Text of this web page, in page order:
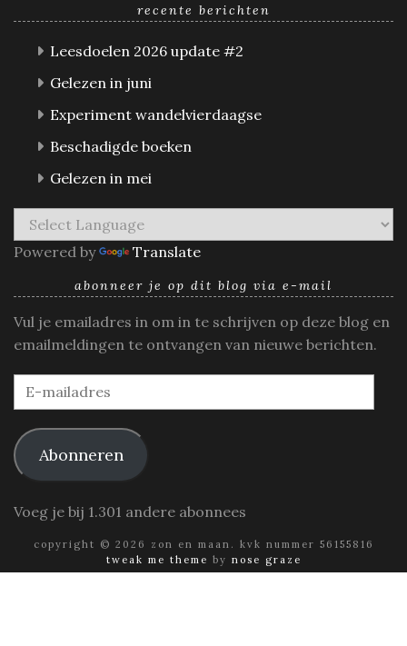
recente berichten
Leesdoelen 2026 update #2
Gelezen in juni
Experiment wandelvierdaagse
Beschadigde boeken
Gelezen in mei
Powered by Translate
abonneer je op dit blog via e-mail
Vul je emailadres in om in te schrijven op deze blog en
emailmeldingen te ontvangen van nieuwe berichten.
E-
mailadres
Abonneren
Voeg je bij 1.301 andere abonnees
copyright © 2026 zon en maan. kvk nummer 56155816
tweak me theme by nose graze